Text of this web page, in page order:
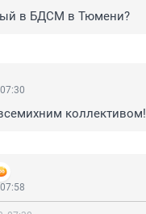
в БДСМ в Тюмени?
коллективом!